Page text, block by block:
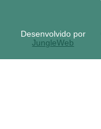
Desenvolvido por
JungleWeb